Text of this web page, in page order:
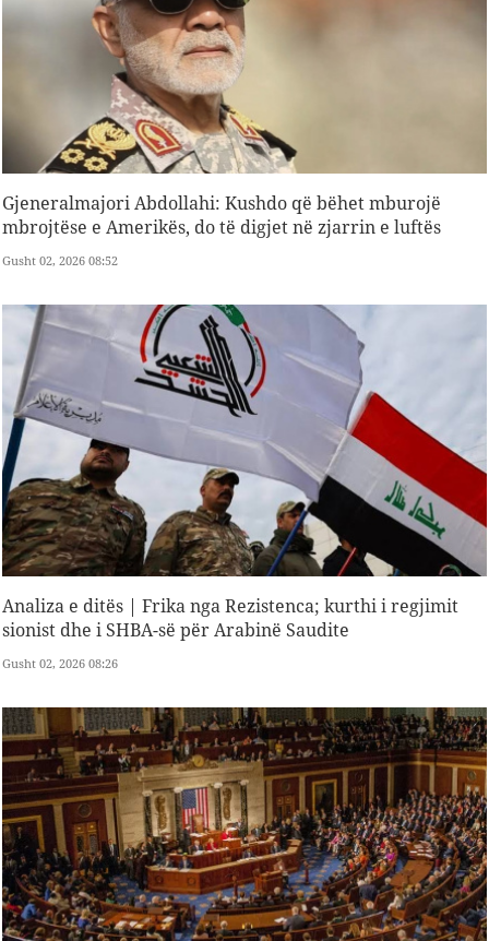
Gjeneralmajori Abdollahi: Kushdo që bëhet mburojë
mbrojtëse e Amerikës, do të digjet në zjarrin e luftës
Gusht 02, 2026 08:52
Analiza e ditës | Frika nga Rezistenca; kurthi i regjimit
sionist dhe i SHBA-së për Arabinë Saudite
Gusht 02, 2026 08:26